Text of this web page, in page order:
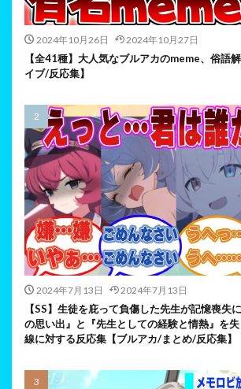
2024年10月26日 2024年10月27日
【全41種】大人気なブルアカのmeme、俗語
イブ/反応集】
2024年7月13日 2024年7月13日
【SS】生徒を庇って負傷した先生が記憶喪失
の思い出』と『先生としての経験と情熱』を
線に対する反応集【ブルアカ/まとめ/反応集】